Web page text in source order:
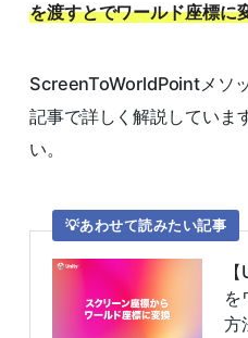
を渡すとでワールド座標に
ScreenToWorldPointメソ
記事で詳しく解説していま
い。
あわせて読みたい記事
を
方